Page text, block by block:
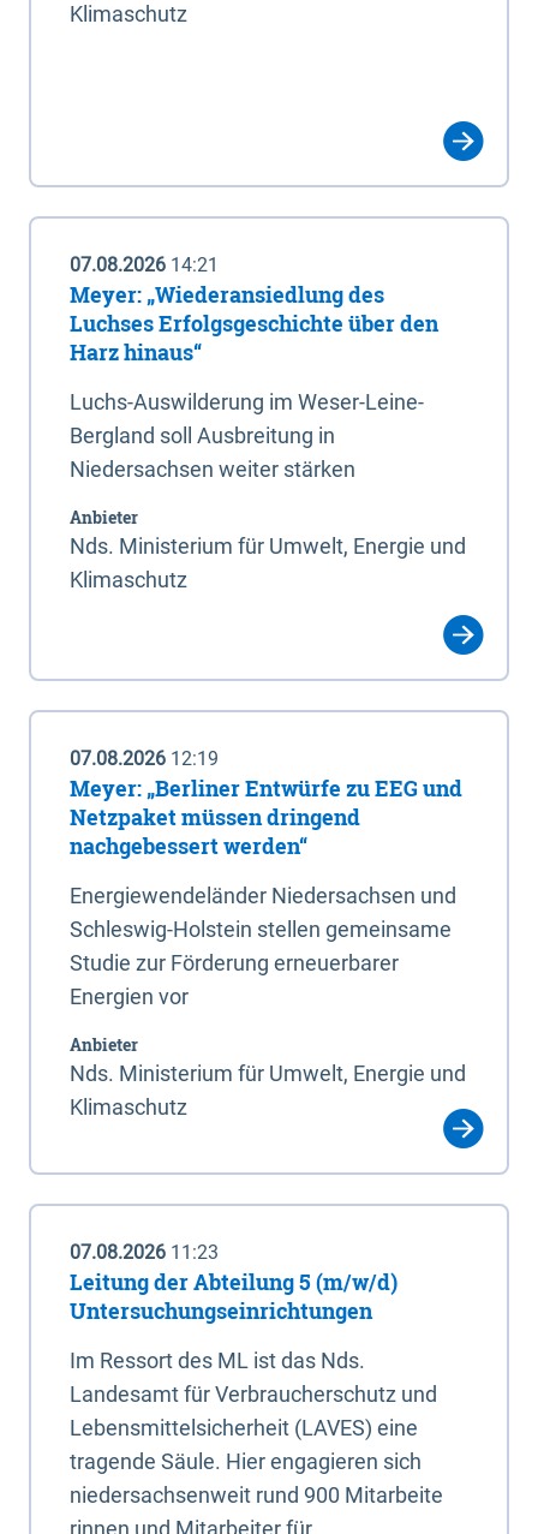
Klimaschutz
07.08.2026 14:21
Meyer: „Wiederansiedlung des
Luchses Erfolgsgeschichte über den
Harz hinaus“
Luchs-Auswilderung im Weser-Leine-
Bergland soll Ausbreitung in
Niedersachsen weiter stärken
Anbieter
Nds. Ministerium für Umwelt, Energie und
Klimaschutz
07.08.2026 12:19
Meyer: „Berliner Entwürfe zu EEG und
Netzpaket müssen dringend
nachgebessert werden“
Energiewendeländer Niedersachsen und
Schleswig-Holstein stellen gemeinsame
Studie zur Förderung erneuerbarer
Energien vor
Anbieter
Nds. Ministerium für Umwelt, Energie und
Klimaschutz
07.08.2026 11:23
Leitung der Abteilung 5 (m/w/d)
Untersuchungseinrichtungen
Im Ressort des ML ist das Nds.
Landesamt für Verbraucherschutz und
Lebensmittelsicherheit (LAVES) eine
tragende Säule. Hier engagieren sich
niedersachsenweit rund 900 Mitarbeite